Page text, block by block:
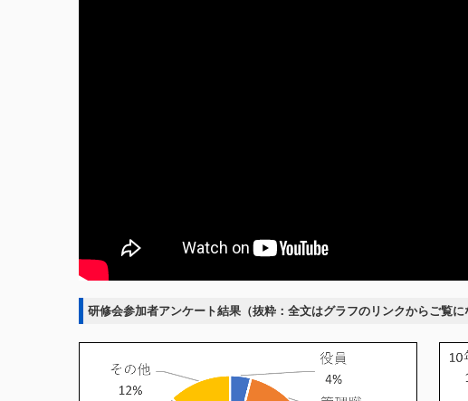
研修会参加者アンケート結果（抜粋：全文はグラフのリンクからご覧に